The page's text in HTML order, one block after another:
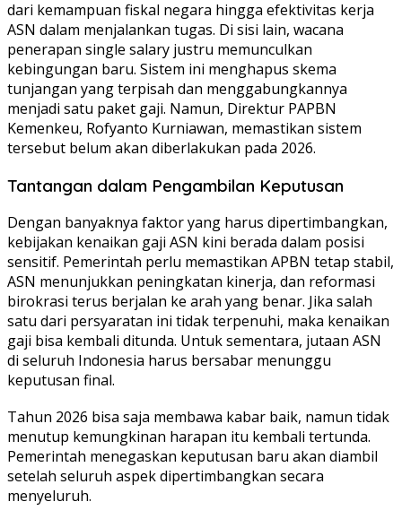
dari kemampuan fiskal negara hingga efektivitas kerja
ASN dalam menjalankan tugas. Di sisi lain, wacana
penerapan single salary justru memunculkan
kebingungan baru. Sistem ini menghapus skema
tunjangan yang terpisah dan menggabungkannya
menjadi satu paket gaji. Namun, Direktur PAPBN
Kemenkeu, Rofyanto Kurniawan, memastikan sistem
tersebut belum akan diberlakukan pada 2026.
Tantangan dalam Pengambilan Keputusan
Dengan banyaknya faktor yang harus dipertimbangkan,
kebijakan kenaikan gaji ASN kini berada dalam posisi
sensitif. Pemerintah perlu memastikan APBN tetap stabil,
ASN menunjukkan peningkatan kinerja, dan reformasi
birokrasi terus berjalan ke arah yang benar. Jika salah
satu dari persyaratan ini tidak terpenuhi, maka kenaikan
gaji bisa kembali ditunda. Untuk sementara, jutaan ASN
di seluruh Indonesia harus bersabar menunggu
keputusan final.
Tahun 2026 bisa saja membawa kabar baik, namun tidak
menutup kemungkinan harapan itu kembali tertunda.
Pemerintah menegaskan keputusan baru akan diambil
setelah seluruh aspek dipertimbangkan secara
menyeluruh.